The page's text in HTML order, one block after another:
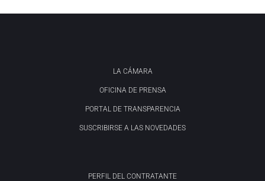
LA CÁMARA
OFICINA DE PRENSA
PORTAL DE TRANSPARENCIA
SUSCRIBIRSE A LAS NOVEDADES
PERFIL DEL CONTRATANTE